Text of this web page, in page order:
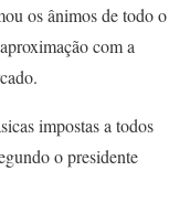
os ânimos de todo o
com a
impostas a todos
o presidente